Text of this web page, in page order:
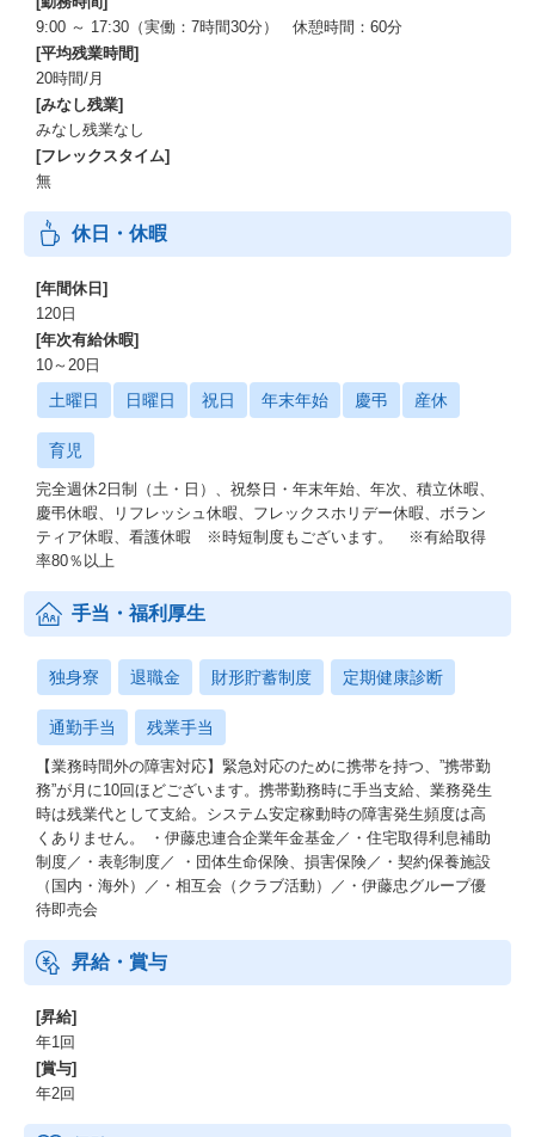
9:00 ～ 17:30（実働：7時間30分） 休憩時間：60分
[平均残業時間]
20時間/月
[みなし残業]
みなし残業なし
[フレックスタイム]
無
休日・休暇
[年間休日]
120日
[年次有給休暇]
10～20日
土曜日 日曜日 祝日 年末年始 慶弔 産休
育児
完全週休2日制（土・日）、祝祭日・年末年始、年次、積立休暇、
慶弔休暇、リフレッシュ休暇、フレックスホリデー休暇、ボラン
ティア休暇、看護休暇 ※時短制度もございます。 ※有給取得
率80％以上
手当・福利厚生
独身寮 退職金 財形貯蓄制度 定期健康診断
通勤手当 残業手当
【業務時間外の障害対応】緊急対応のために携帯を持つ、”携帯勤
務”が月に10回ほどございます。携帯勤務時に手当支給、業務発生
時は残業代として支給。システム安定稼動時の障害発生頻度は高
くありません。 ・伊藤忠連合企業年金基金／・住宅取得利息補助
制度／・表彰制度／ ・団体生命保険、損害保険／・契約保養施設
（国内・海外）／・相互会（クラブ活動）／・伊藤忠グループ優
待即売会
昇給・賞与
[昇給]
年1回
[賞与]
年2回